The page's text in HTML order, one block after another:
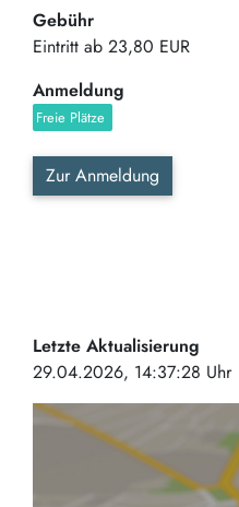
Gebühr
Eintritt ab 23,80 EUR
Anmeldung
Freie Plätze
Zur Anmeldung
Letzte Aktualisierung
29.04.2026, 14:37:28 Uhr